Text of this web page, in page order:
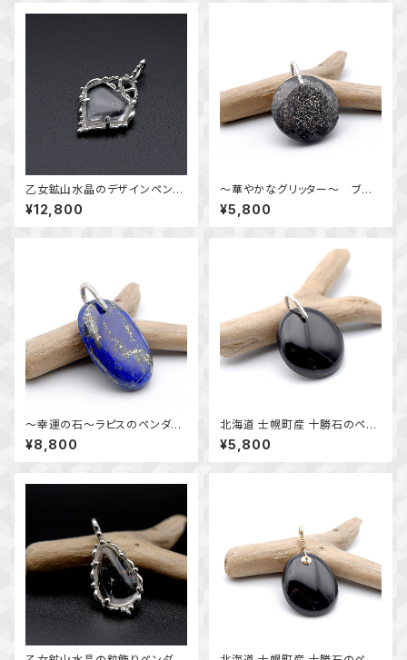
乙女鉱山水晶のデザインペンダ
ント ～国産鉱物～ ＊天然石ア
クセサリー ペンダントトップ
一点物＊
¥12,800
～華やかなグリッター～ ブラッ
クアベンチュリンクォーツのペン
ダント 天然石アクセサリー
一点物
¥5,800
～幸運の石～ラピスのペンダン
ト （挟み込みバチカン） 天然
石アクセサリー 一点物 ペン
ダントトップ macari
¥8,800
北海道 士幌町産 十勝石のペン
ダント 天然石アクセサリー
一点物 macari
¥5,800